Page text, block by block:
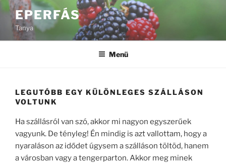
Tartalomhoz
EPERFÁS
Tanya
Menü
LEGUTÓBB EGY KÜLÖNLEGES SZÁLLÁSON
VOLTUNK
Ha szállásról van szó, akkor mi nagyon egyszerűek
vagyunk. De tényleg! Én mindig is azt vallottam, hogy a
nyaraláson az idődet úgysem a szálláson töltöd, hanem
a városban vagy a tengerparton. Akkor meg minek